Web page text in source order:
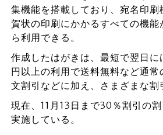
集機能を搭載しており、宛名印
賀状の印刷にかかるすべての機
ら利用できる。
作成したはがきは、最短で翌日
円以上の利用で送料無料など通常
文割引などに加え、さまざまな割
現在、11月13日まで30％割引の
実施している。